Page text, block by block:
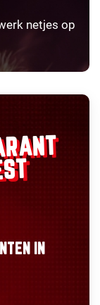
netjes op
IN